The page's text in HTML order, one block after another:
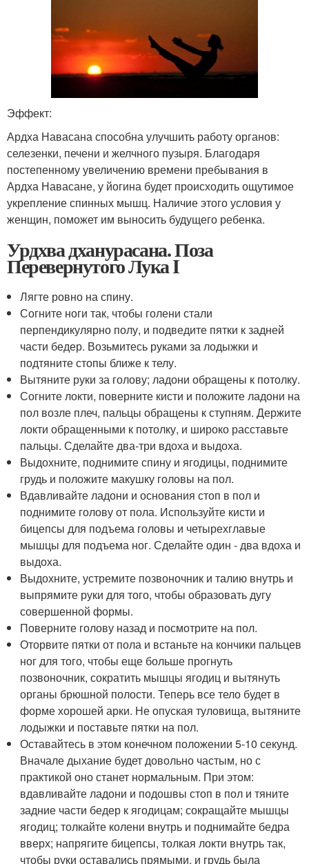
Эффект:
Ардха Навасана способна улучшить работу органов:
селезенки, печени и желчного пузыря. Благодаря
постепенному увеличению времени пребывания в
Ардха Навасане, у йогина будет происходить ощутимое
укрепление спинных мышц. Наличие этого условия у
женщин, поможет им выносить будущего ребенка.
Урдхва дханурасана. Поза
Перевернутого Лука I
Лягте ровно на спину.
Согните ноги так, чтобы голени стали
перпендикулярно полу, и подведите пятки к задней
части бедер. Возьмитесь руками за лодыжки и
подтяните стопы ближе к телу.
Вытяните руки за голову; ладони обращены к потолку.
Согните локти, поверните кисти и положите ладони на
пол возле плеч, пальцы обращены к ступням. Держите
локти обращенными к потолку, и широко расставьте
пальцы. Сделайте два-три вдоха и выдоха.
Выдохните, поднимите спину и ягодицы, поднимите
грудь и положите макушку головы на пол.
Вдавливайте ладони и основания стоп в пол и
поднимите голову от пола. Используйте кисти и
бицепсы для подъема головы и четырехглавые
мышцы для подъема ног. Сделайте один - два вдоха и
выдоха.
Выдохните, устремите позвоночник и талию внутрь и
выпрямите руки для того, чтобы образовать дугу
совершенной формы.
Поверните голову назад и посмотрите на пол.
Оторвите пятки от пола и встаньте на кончики пальцев
ног для того, чтобы еще больше прогнуть
позвоночник, сократить мышцы ягодиц и вытянуть
органы брюшной полости. Теперь все тело будет в
форме хорошей арки. Не опуская туловища, вытяните
лодыжки и поставьте пятки на пол.
Оставайтесь в этом конечном положении 5-10 секунд.
Вначале дыхание будет довольно частым, но с
практикой оно станет нормальным. При этом:
вдавливайте ладони и подошвы стоп в пол и тяните
задние части бедер к ягодицам; сокращайте мышцы
ягодиц; толкайте колени внутрь и поднимайте бедра
вверх; напрягите бицепсы, толкая локти внутрь так,
чтобы руки оставались прямыми, и грудь была